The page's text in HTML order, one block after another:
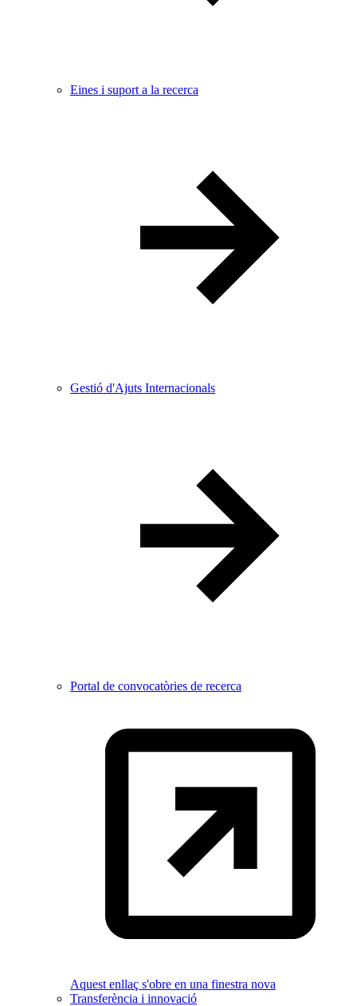
Eines i suport a la recerca
Gestió d'Ajuts Internacionals
Portal de convocatòries de recerca
Aquest enllaç s'obre en una finestra nova
Transferència i innovació